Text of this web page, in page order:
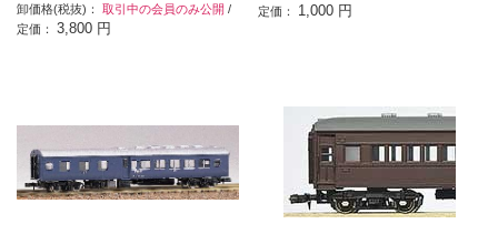
卸価格(税抜)： 取引中の会員のみ公開 /
定価： 3,800 円
定価： 1,000 円